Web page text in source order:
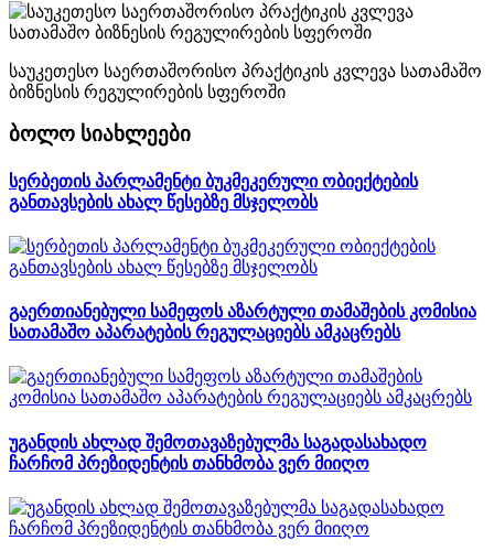
საუკეთესო საერთაშორისო პრაქტიკის კვლევა სათამაშო
ბიზნესის რეგულირების სფეროში
ბოლო სიახლეები
სერბეთის პარლამენტი ბუკმეკერული ობიექტების
განთავსების ახალ წესებზე მსჯელობს
გაერთიანებული სამეფოს აზარტული თამაშების კომისია
სათამაშო აპარატების რეგულაციებს ამკაცრებს
უგანდის ახლად შემოთავაზებულმა საგადასახადო
ჩარჩომ პრეზიდენტის თანხმობა ვერ მიიღო